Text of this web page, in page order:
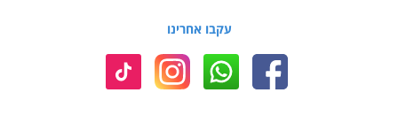
עקבו אחרינו